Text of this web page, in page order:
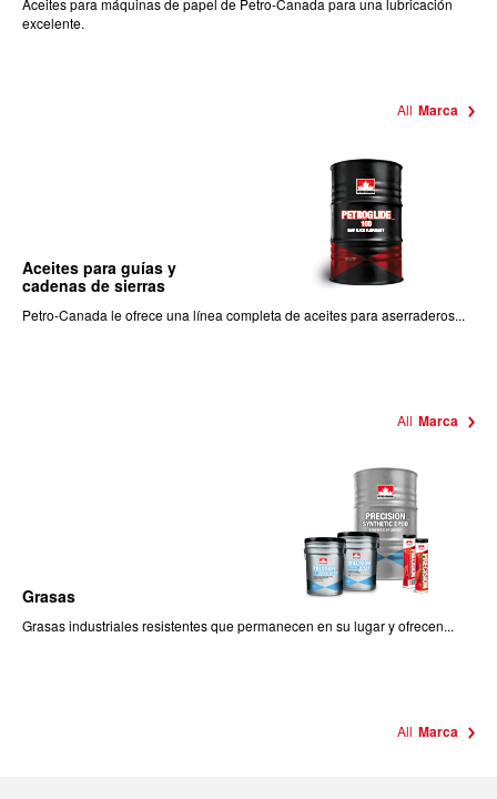
excelente.
All Marca
Aceites para guías y
cadenas de sierras
Petro-Canada le ofrece una línea completa de aceites para aserraderos...
All Marca
Grasas
Grasas industriales resistentes que permanecen en su lugar y ofrecen...
All Marca